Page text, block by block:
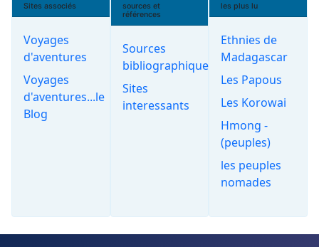
Sites associés
Voyages
d'aventures
Voyages
d'aventures...le
Blog
sources et
références
Sources
bibliographiques
Sites
interessants
les plus lu
Ethnies de
Madagascar
Les Papous
Les Korowai
Hmong -
(peuples)
les peuples
nomades